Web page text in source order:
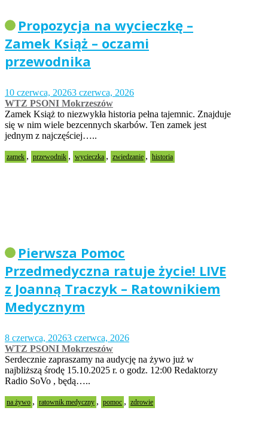
Propozycja na wycieczkę –
Zamek Książ – oczami
przewodnika
10 czerwca, 20263 czerwca, 2026
WTZ PSONI Mokrzeszów
Zamek Książ to niezwykła historia pełna tajemnic. Znajduje
się w nim wiele bezcennych skarbów. Ten zamek jest
jednym z najczęściej…..
zamek , przewodnik , wycieczka , zwiedzanie , historia
Pierwsza Pomoc
Przedmedyczna ratuje życie! LIVE
z Joanną Traczyk – Ratownikiem
Medycznym
8 czerwca, 20263 czerwca, 2026
WTZ PSONI Mokrzeszów
Serdecznie zapraszamy na audycję na żywo już w
najbliższą środę 15.10.2025 r. o godz. 12:00 Redaktorzy
Radio SoVo , będą…..
na żywo , ratownik medyczny , pomoc , zdrowie